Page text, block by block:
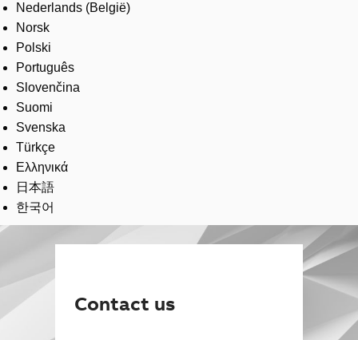
Nederlands (België)
Norsk
Polski
Português
Slovenčina
Suomi
Svenska
Türkçe
Ελληνικά
日本語
한국어
Contact us